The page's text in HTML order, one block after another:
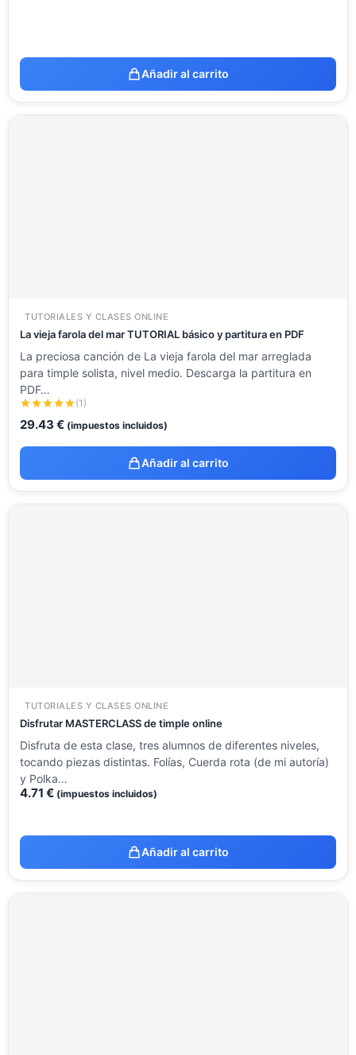
Añadir al carrito
TUTORIALES Y CLASES ONLINE
La vieja farola del mar TUTORIAL básico y partitura en PDF
La preciosa canción de La vieja farola del mar arreglada
para timple solista, nivel medio. Descarga la partitura en
PDF…
(1)
29.43 € (impuestos incluidos)
Añadir al carrito
TUTORIALES Y CLASES ONLINE
Disfrutar MASTERCLASS de timple online
Disfruta de esta clase, tres alumnos de diferentes niveles,
tocando piezas distintas. Folías, Cuerda rota (de mi autoría)
y Polka…
4.71 € (impuestos incluidos)
Añadir al carrito